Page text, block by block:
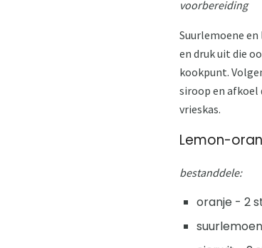
voorbereiding
Suurlemoene
en druk uit die
kookpunt.
siroop en afkoel
vrieskas.
Lemon-
bestanddele:
oranje - 2